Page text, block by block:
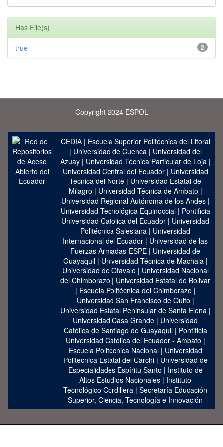
Has File(s)
2
true
Copyright 2024 ESPOL
CEDIA| Escuela Superior Politécnica del Litoral
| Universidad de Cuenca| Universidad del
Azuay| Universidad Técnica Particular de Loja|
Universidad Central del Ecuador| Universidad
Técnica del Norte | Universidad Estatal de
Milagro | Universidad Técnica de Ambato |
Universidad Regional Autónoma de los Andes|
Universidad Tecnológica Equinoccial| Pontificia
Universidad Catolica del Ecuador | Universidad
Politécnica Salesiana | Universidad
Internacional del Ecuador | Universidad de las
Fuerzas Armadas-ESPE | Universidad de
Guayaquil| Universidad Técnica de Machala|
Universidad de Otavalo | Universidad Nacional
del Chimborazo | Universidad Estatal de Bolivar
| Escuela Politécnica del Chimborazo |
Universidad San Francisco de Quito |
Universidad Estatal Peninsular de Santa Elena|
Universidad Casa Grande | Universidad
Católica de Santiago de Guayaquil| Pontificia
Universidad Católica del Ecuador - Ambato |
Escuela Politécnica Nacional| Universidad
Politécnica Estatal del Carchi| Universidad de
Especialidades Espíritu Santo | Instituto de
Altos Estudios Nacionales | Instituto
Tecnológico Cordillera | Secretaría Educación
Superior, Ciencia, Tecnología e Innovación